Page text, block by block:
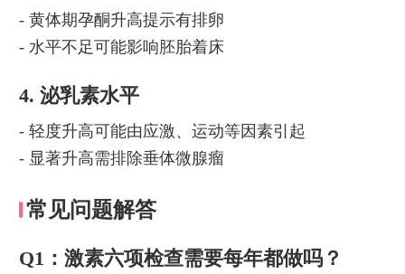
- 黄体期孕酮升高提示有排卵
- 水平不足可能影响胚胎着床
4. 泌乳素水平
- 轻度升高可能由应激、运动等因素引起
- 显著升高需排除垂体微腺瘤
常见问题解答
Q1：激素六项检查需要每年都做吗？